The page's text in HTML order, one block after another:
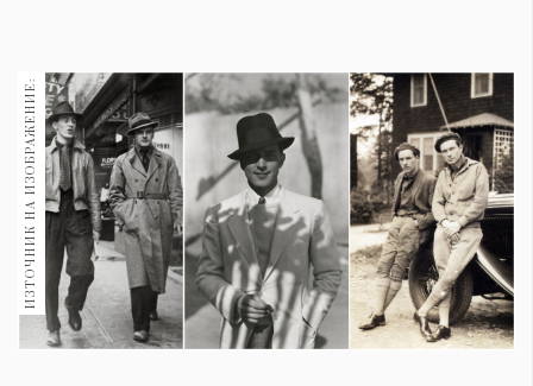
Книги 1188
30+ 1970
Гурме 1710
Пътувай
237
ИЗТОЧНИК НА ИЗОБРАЖЕНИЕ: